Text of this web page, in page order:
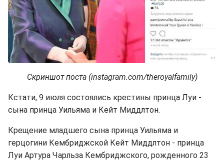
Скриншот поста (instagram.com/theroyalfamily)
Кстати, 9 июля состоялись крестины принца Луи -
сына принца Уильяма и Кейт Миддлтон.
Крещение младшего сына принца Уильяма и
герцогини Кембриджской Кейт Миддлтон - принца
Луи Артура Чарльза Кембриджского, рожденного 23